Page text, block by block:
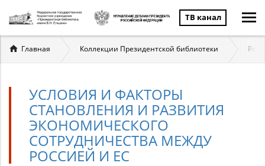
ТВ канал
Вы
здесь
Главная Коллекции Президентской библиотеки
УСЛОВИЯ И ФАКТОРЫ
СТАНОВЛЕНИЯ И РАЗВИТИЯ
ЭКОНОМИЧЕСКОГО
СОТРУДНИЧЕСТВА МЕЖДУ
РОССИЕЙ И ЕС